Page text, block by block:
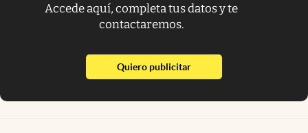
Accede aquí, completa tus datos y te
contactaremos.
Quiero publicitarabre en nueva pestaña